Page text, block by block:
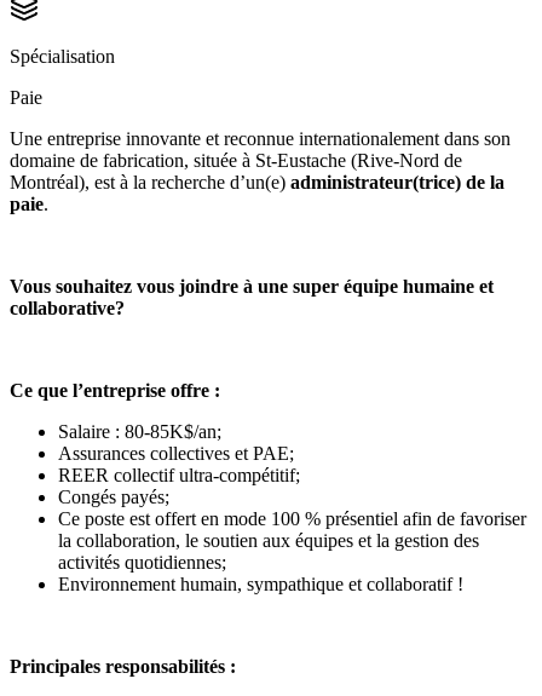
Spécialisation
Paie
Une entreprise innovante et reconnue internationalement dans son
domaine de fabrication, située à St-Eustache (Rive-Nord de
Montréal), est à la recherche d’un(e) administrateur(trice) de la
paie.
Vous souhaitez vous joindre à une super équipe humaine et
collaborative?
Ce que l’entreprise offre :
Salaire : 80-85K$/an;
Assurances collectives et PAE;
REER collectif ultra-compétitif;
Congés payés;
Ce poste est offert en mode 100 % présentiel afin de favoriser
la collaboration, le soutien aux équipes et la gestion des
activités quotidiennes;
Environnement humain, sympathique et collaboratif !
Principales responsabilités :